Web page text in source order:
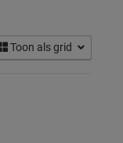
Toon als grid